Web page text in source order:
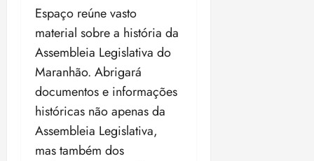
Espaço reúne vasto
material sobre a história da
Assembleia Legislativa do
Maranhão. Abrigará
documentos e informações
históricas não apenas da
Assembleia Legislativa,
mas também dos